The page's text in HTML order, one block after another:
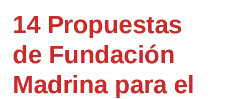
14 Propuestas
de Fundación
Madrina para el